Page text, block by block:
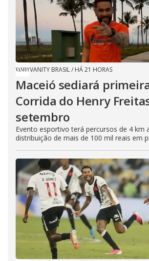
VANITY BRASIL/ HÁ 21 HORAS
Maceió sediará
Corrida do Henry
setembro
Evento esportivo terá percursos de 4 km
distribuição de mais de 100 mil reais em